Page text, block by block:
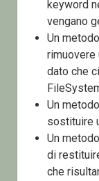
keyword
vengano
Un
rimuovere
dato che
Un
sostituire
Un
di
che